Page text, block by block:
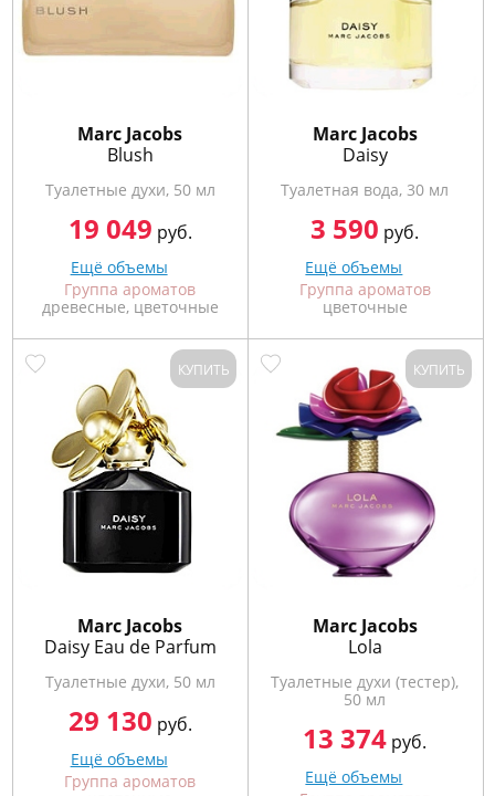
Marс Jacobs
Blush
Туалетные духи, 50 мл
19 049 руб.
Ещё объемы
Группа ароматов
древесные, цветочные
Marс Jacobs
Daisy
Туалетная вода, 30 мл
3 590 руб.
Ещё объемы
Группа ароматов
цветочные
КУПИТЬ
Marс Jacobs
Daisy Eau de Parfum
Туалетные духи, 50 мл
29 130 руб.
Ещё объемы
Группа ароматов
КУПИТЬ
Marс Jacobs
Lola
Туалетные духи (тестер),
50 мл
13 374 руб.
Ещё объемы
81